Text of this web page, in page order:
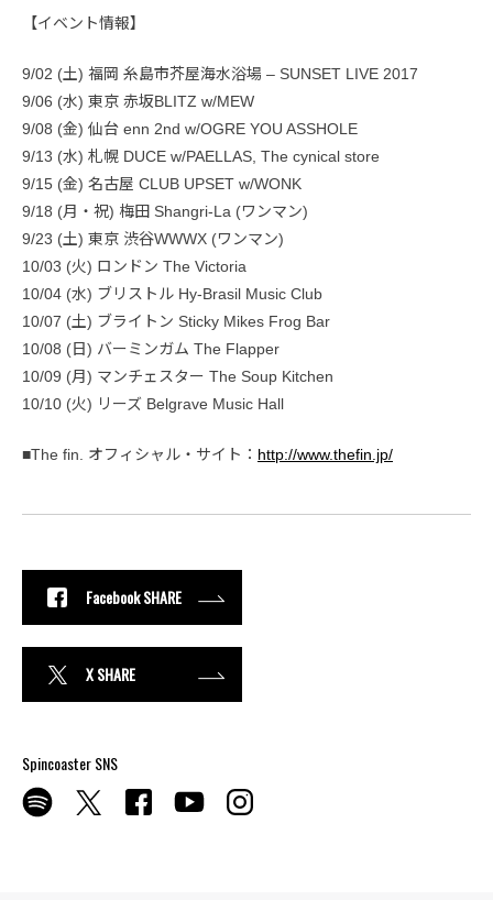
【イベント情報】
9/02 (土) 福岡 糸島市芥屋海水浴場 – SUNSET LIVE 2017
9/06 (水) 東京 赤坂BLITZ w/MEW
9/08 (金) 仙台 enn 2nd w/OGRE YOU ASSHOLE
9/13 (水) 札幌 DUCE w/PAELLAS, The cynical store
9/15 (金) 名古屋 CLUB UPSET w/WONK
9/18 (月・祝) 梅田 Shangri-La (ワンマン)
9/23 (土) 東京 渋谷WWWX (ワンマン)
10/03 (火) ロンドン The Victoria
10/04 (水) ブリストル Hy-Brasil Music Club
10/07 (土) ブライトン Sticky Mikes Frog Bar
10/08 (日) バーミンガム The Flapper
10/09 (月) マンチェスター The Soup Kitchen
10/10 (火) リーズ Belgrave Music Hall
■The fin. オフィシャル・サイト： http://www.thefin.jp/
Facebook SHARE
X SHARE
Spincoaster SNS